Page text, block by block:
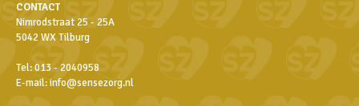
CONTACT
Nimrodstraat 25 - 25A
5042 WX Tilburg
Tel:013 - 2040958
E-mail:info@sensezorg.nl